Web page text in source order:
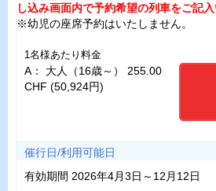
し込み画面内で予約希望の列車をご記入
※幼児の座席予約はいたしません。
1名様あたり料金
A： 大人（16歳～） 255.00
CHF (50,924円)
催行日/利用可能日
有効期間 2026年4月3日～12月12日